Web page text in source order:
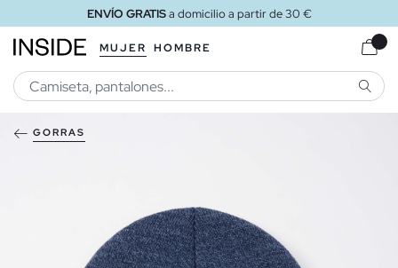
ENVÍO GRATISa domicilio a partir de 30 €
MUJER HOMBRE
GORRAS